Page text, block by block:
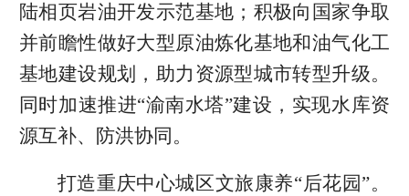
陆相页岩油开发示范基地；积极向国家争取
并前瞻性做好大型原油炼化基地和油气化工
基地建设规划，助力资源型城市转型升级。
同时加速推进“渝南水塔”建设，实现水库资
源互补、防洪协同。
打造重庆中心城区文旅康养“后花园”。